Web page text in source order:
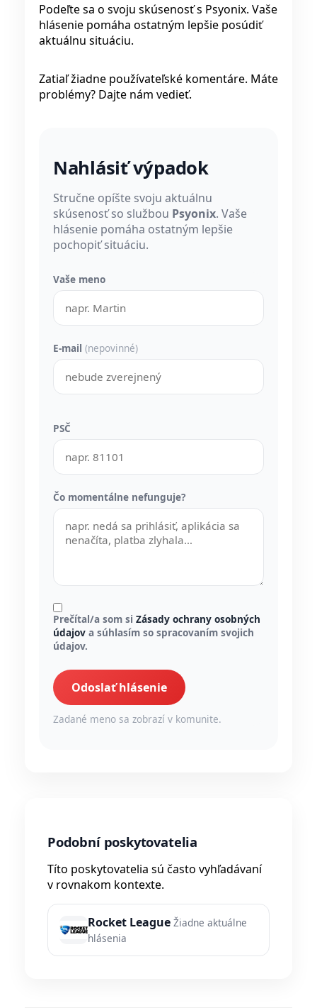
Podeľte sa o svoju skúsenosť s Psyonix. Vaše
hlásenie pomáha ostatným lepšie posúdiť
aktuálnu situáciu.
Zatiaľ žiadne používateľské komentáre. Máte
problémy? Dajte nám vedieť.
Nahlásiť výpadok
Stručne opíšte svoju aktuálnu
skúsenosť so službou Psyonix. Vaše
hlásenie pomáha ostatným lepšie
pochopiť situáciu.
Vaše meno
E-mail (nepovinné)
PSČ
Čo momentálne nefunguje?
Prečítal/a som si Zásady ochrany osobných
údajov a súhlasím so spracovaním svojich
údajov.
Odoslať hlásenie
Zadané meno sa zobrazí v komunite.
Podobní poskytovatelia
Títo poskytovatelia sú často vyhľadávaní
v rovnakom kontexte.
Rocket League Žiadne aktuálne
hlásenia